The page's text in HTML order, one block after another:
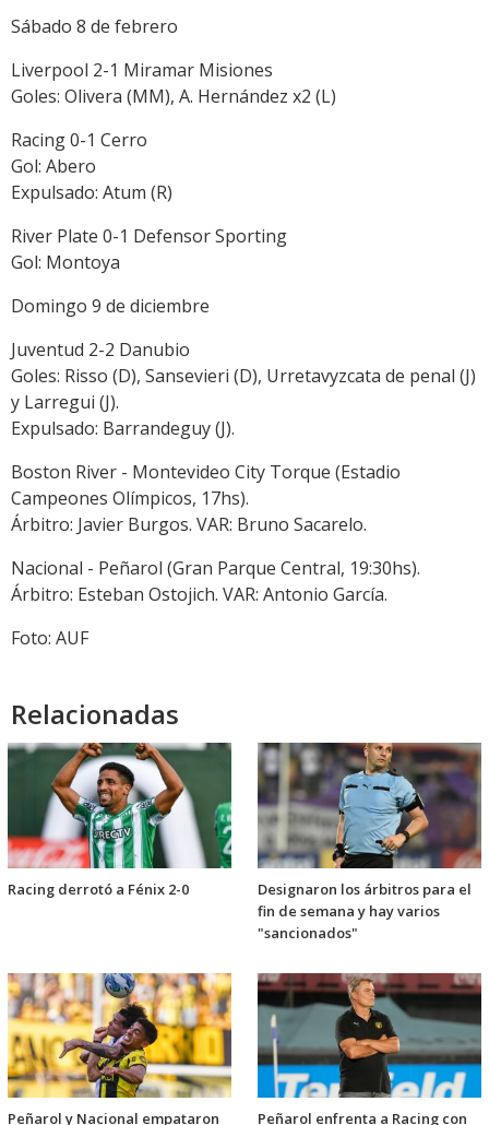
Sábado 8 de febrero
Liverpool 2-1 Miramar Misiones
Goles: Olivera (MM), A. Hernández x2 (L)
Racing 0-1 Cerro
Gol: Abero
Expulsado: Atum (R)
River Plate 0-1 Defensor Sporting
Gol: Montoya
Domingo 9 de diciembre
Juventud 2-2 Danubio
Goles: Risso (D), Sansevieri (D), Urretavyzcata de penal (J)
y Larregui (J).
Expulsado: Barrandeguy (J).
Boston River - Montevideo City Torque (Estadio
Campeones Olímpicos, 17hs).
Árbitro: Javier Burgos. VAR: Bruno Sacarelo.
Nacional - Peñarol (Gran Parque Central, 19:30hs).
Árbitro: Esteban Ostojich. VAR: Antonio García.
Foto: AUF
Relacionadas
Racing derrotó a Fénix 2-0
Designaron los árbitros para el
fin de semana y hay varios
"sancionados"
Peñarol y Nacional empataron
Peñarol enfrenta a Racing con